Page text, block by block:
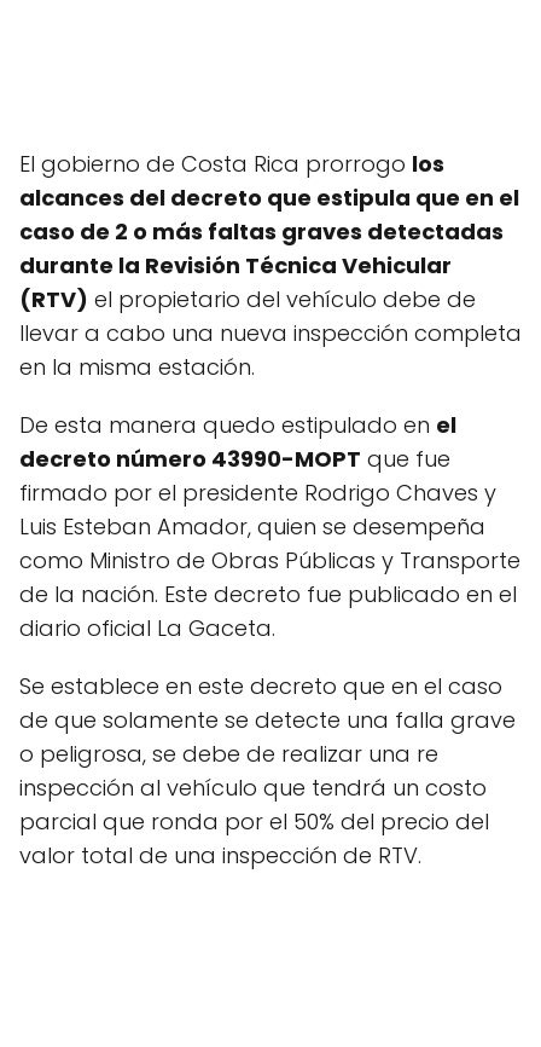
El gobierno de Costa Rica prorrogo los
alcances del decreto que estipula que en el
caso de 2 o más faltas graves detectadas
durante la Revisión Técnica Vehicular
(RTV) el propietario del vehículo debe de
llevar a cabo una nueva inspección completa
en la misma estación.
De esta manera quedo estipulado en el
decreto número 43990-MOPT que fue
firmado por el presidente Rodrigo Chaves y
Luis Esteban Amador, quien se desempeña
como Ministro de Obras Públicas y Transporte
de la nación. Este decreto fue publicado en el
diario oficial La Gaceta.
Se establece en este decreto que en el caso
de que solamente se detecte una falla grave
o peligrosa, se debe de realizar una re
inspección al vehículo que tendrá un costo
parcial que ronda por el 50% del precio del
valor total de una inspección de RTV.